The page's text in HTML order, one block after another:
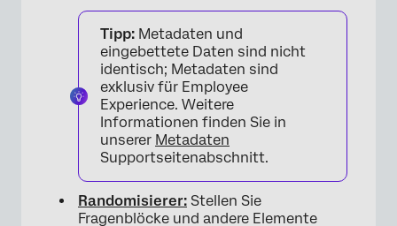
Tipp: Metadaten und
eingebettete Daten sind nicht
identisch; Metadaten sind
exklusiv für Employee
Experience. Weitere
Informationen finden Sie in
unserer Metadaten
Supportseitenabschnitt.
Randomisierer: Stellen Sie
Fragenblöcke und andere Elemente